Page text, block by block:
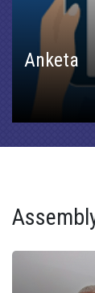
Anketa